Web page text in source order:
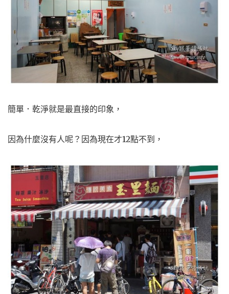
簡單．乾淨就是最直接的印象，
因為什麼沒有人呢？因為現在才12點不到，